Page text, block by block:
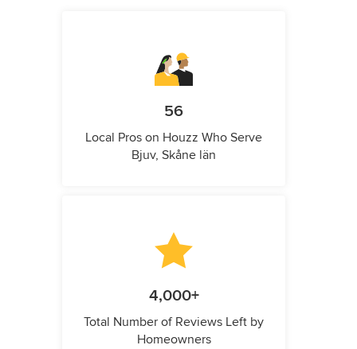
56
Local Pros on Houzz Who Serve
Bjuv, Skåne län
4,000+
Total Number of Reviews Left by
Homeowners